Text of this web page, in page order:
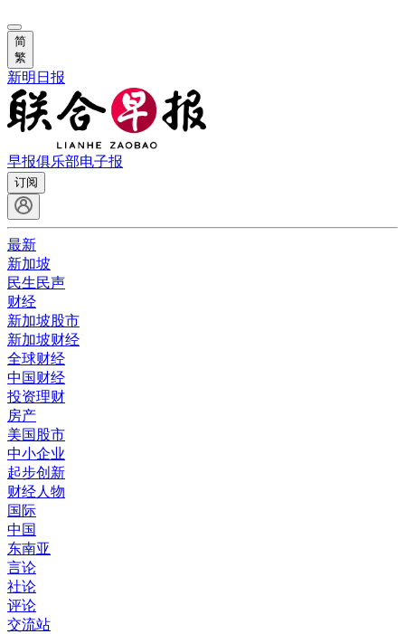
简
繁
新明日报
早报俱乐部电子报
订阅
最新
新加坡
民生民声
财经
新加坡股市
新加坡财经
全球财经
中国财经
投资理财
房产
美国股市
中小企业
起步创新
财经人物
国际
中国
东南亚
言论
社论
评论
交流站